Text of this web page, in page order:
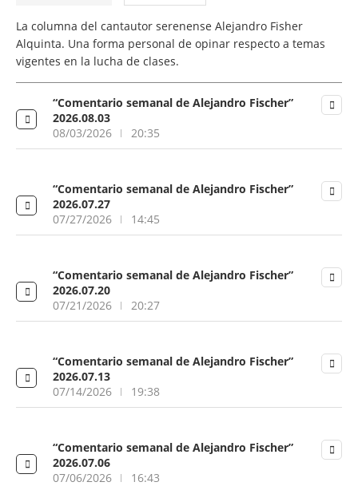
La columna del cantautor serenense Alejandro Fisher
Alquinta. Una forma personal de opinar respecto a temas
vigentes en la lucha de clases.
“Comentario semanal de Alejandro Fischer”
2026.08.03
08/03/2026
20:35
“Comentario semanal de Alejandro Fischer”
2026.07.27
07/27/2026
14:45
“Comentario semanal de Alejandro Fischer”
2026.07.20
07/21/2026
20:27
“Comentario semanal de Alejandro Fischer”
2026.07.13
07/14/2026
19:38
“Comentario semanal de Alejandro Fischer”
2026.07.06
07/06/2026
16:43